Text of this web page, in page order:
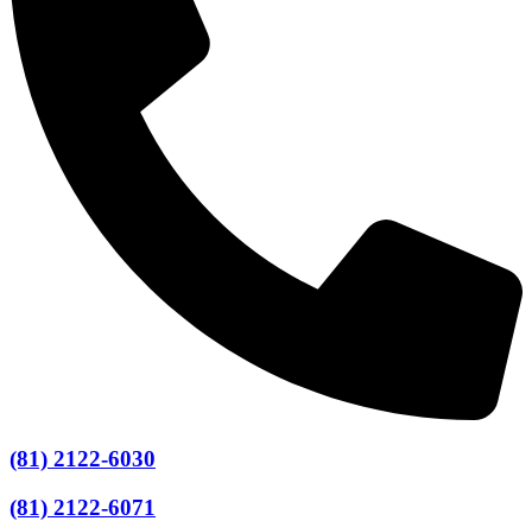
(81) 2122-6030
(81) 2122-6071